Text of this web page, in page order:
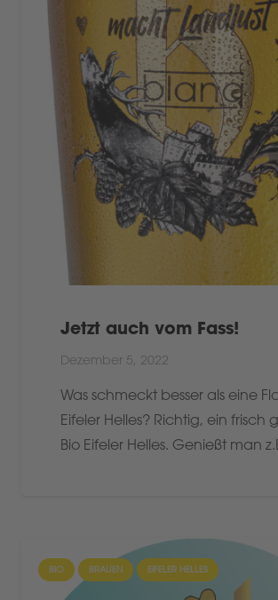
Jetzt auch vom Fass!
Dezember 5, 2022
Was schmeckt besser als eine
Eifeler Helles? Richtig, ein frisch
Bio Eifeler Helles. Genießt man
BIO BRAUEN EIFELER HELLES